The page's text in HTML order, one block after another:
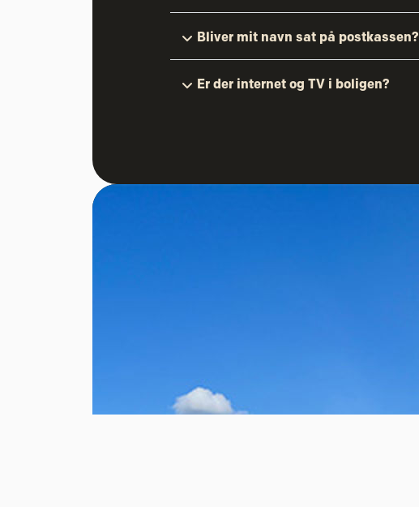
Bliver mit navn sat på postkassen?
Er der internet og TV i boligen?